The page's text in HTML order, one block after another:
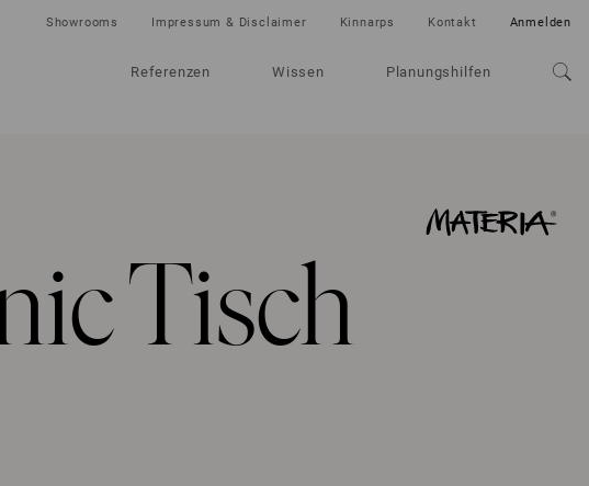
Referenzen Wissen Planungshilfen
Showrooms Impressum & Disclaimer Kinnarps Kontakt Anmelden
Tisch